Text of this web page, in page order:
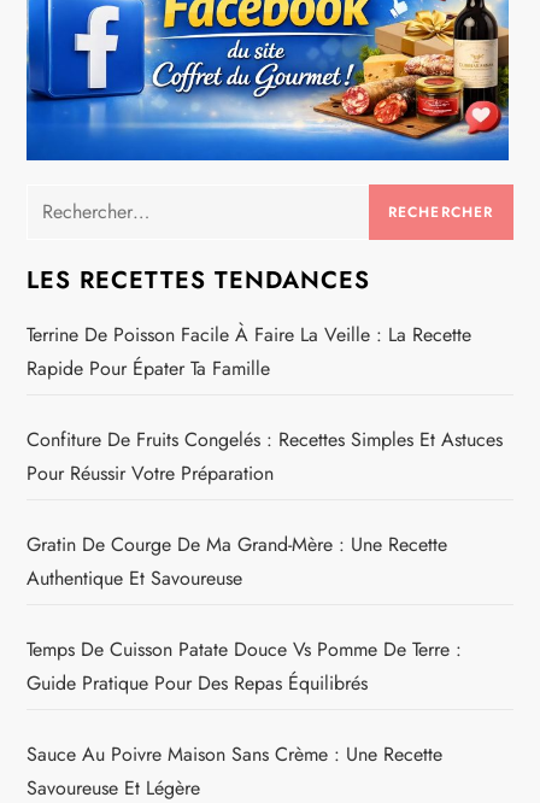
Rechercher :
LES RECETTES TENDANCES
Terrine De Poisson Facile À Faire La Veille : La Recette
Rapide Pour Épater Ta Famille
Confiture De Fruits Congelés : Recettes Simples Et Astuces
Pour Réussir Votre Préparation
Gratin De Courge De Ma Grand-Mère : Une Recette
Authentique Et Savoureuse
Temps De Cuisson Patate Douce Vs Pomme De Terre :
Guide Pratique Pour Des Repas Équilibrés
Sauce Au Poivre Maison Sans Crème : Une Recette
Savoureuse Et Légère